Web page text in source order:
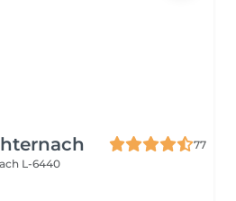
77
L-6440